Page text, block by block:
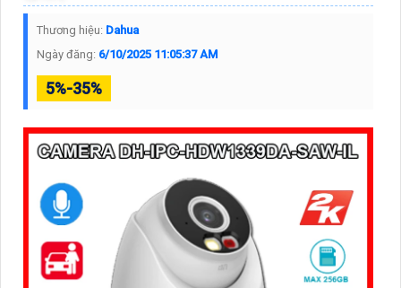
Thương hiệu: Dahua
Ngày đăng: 6/10/2025 11:05:37 AM
5%-35%